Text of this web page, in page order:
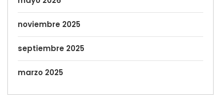
noviembre 2025
septiembre 2025
marzo 2025